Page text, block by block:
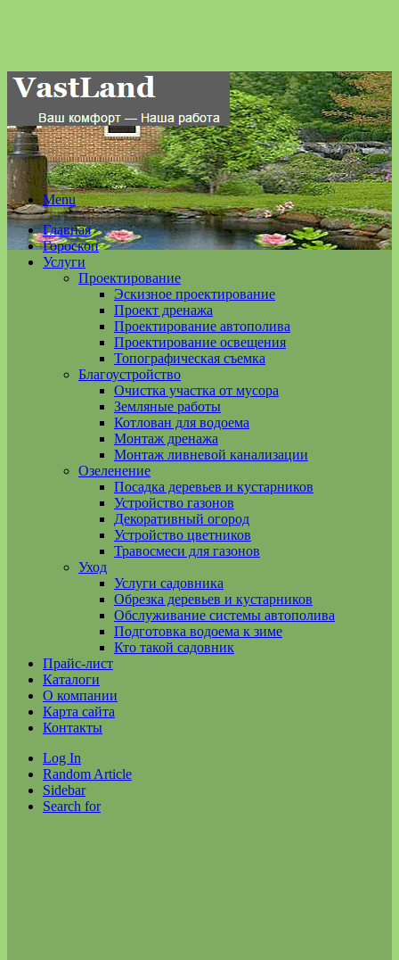
Menu
Главная
Гороскоп
Услуги
Проектирование
Эскизное проектирование
Проект дренажа
Проектирование автополива
Проектирование освещения
Топографическая съемка
Благоустройство
Очистка участка от мусора
Земляные работы
Котлован для водоема
Монтаж дренажа
Монтаж ливневой канализации
Озеленение
Посадка деревьев и кустарников
Устройство газонов
Декоративный огород
Устройство цветников
Травосмеси для газонов
Уход
Услуги садовника
Обрезка деревьев и кустарников
Обслуживание системы автополива
Подготовка водоема к зиме
Кто такой садовник
Прайс-лист
Каталоги
О компании
Карта сайта
Контакты
Log In
Random Article
Sidebar
Search for